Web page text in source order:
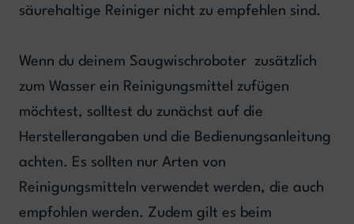
säurehaltige Reiniger nicht zu empfehlen sind.
Wenn du deinem Saugwischroboter zusätzlich
zum Wasser ein Reinigungsmittel zufügen
möchtest, solltest du zunächst auf die
Herstellerangaben und die Bedienungsanleitung
achten. Es sollten nur Arten von
Reinigungsmitteln verwendet werden, die auch
empfohlen werden. Zudem gilt es beim